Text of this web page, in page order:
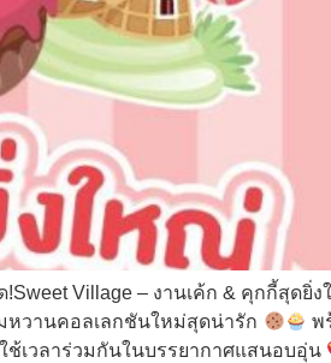
Village – งานเค้ก & คุกกี้สุดยิ่
หวานคอลเลกชันใหม่สุดน่ารัก
พ
ช้เวลาร่วมกันในบรรยากาศแสนอบอุ่น